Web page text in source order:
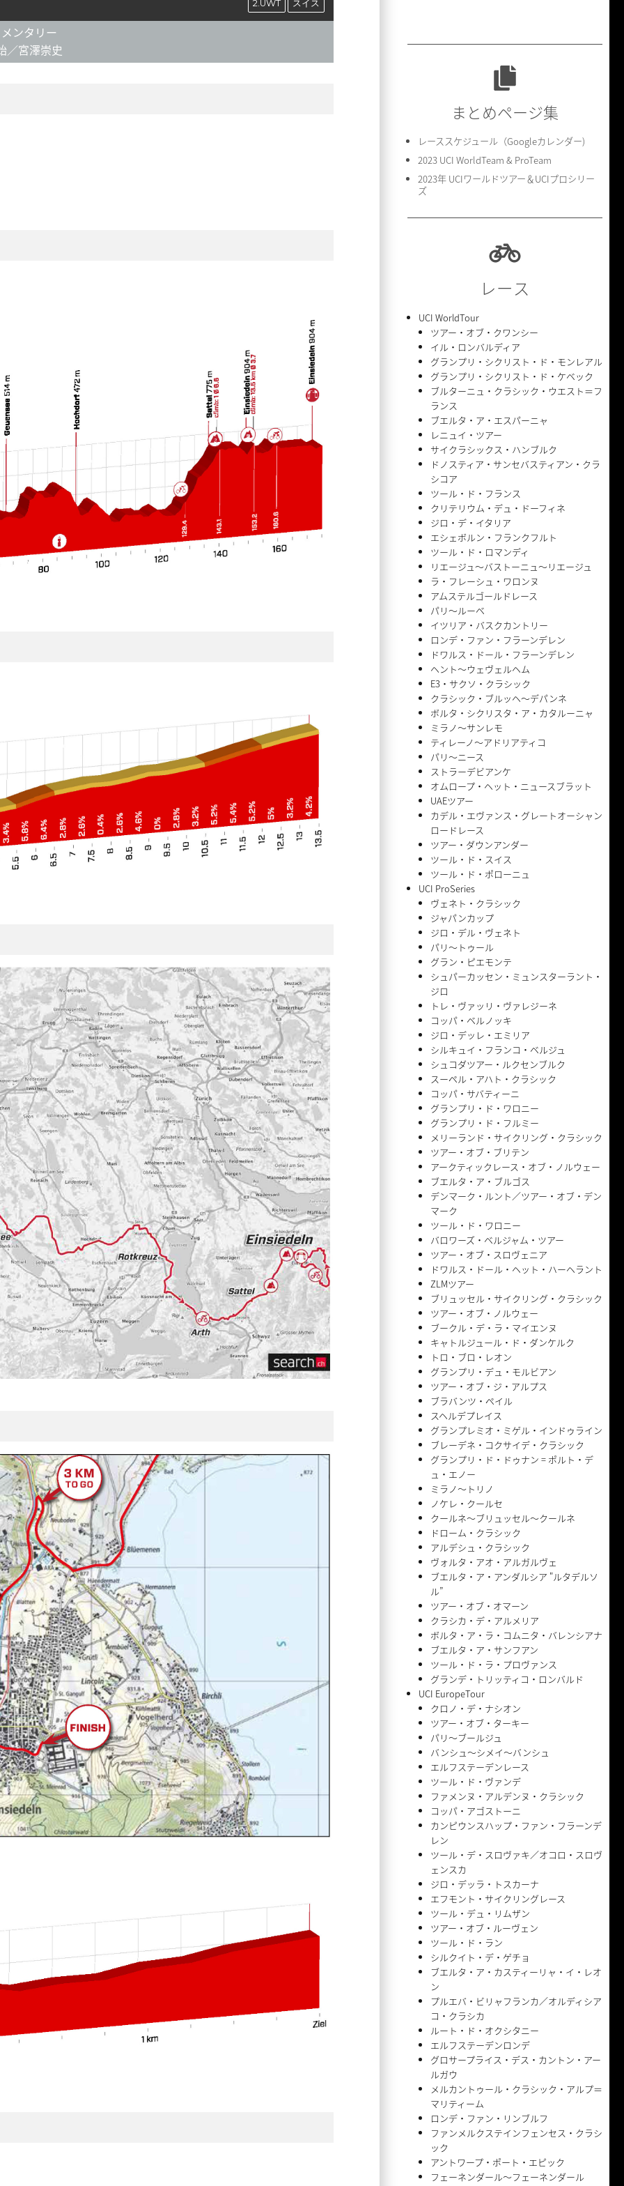
2.UWT スイス
ンタリー
／宮澤崇史
まとめページ集
レーススケジュール（Googleカレンダー)
2023 UCI WorldTeam & ProTeam
2023年 UCIワールドツアー＆UCIプロシリー
ズ
レース
UCI WorldTour
ツアー・オブ・クワンシー
イル・ロンバルディア
グランプリ・シクリスト・ド・モンレアル
グランプリ・シクリスト・ド・ケベック
ブルターニュ・クラシック・ウエスト＝フ
ランス
ブエルタ・ア・エスパーニャ
レニュイ・ツアー
サイクラシックス・ハンブルク
ドノスティア・サンセバスティアン・クラ
シコア
ツール・ド・フランス
クリテリウム・デュ・ドーフィネ
ジロ・デ・イタリア
エシェボルン・フランクフルト
ツール・ド・ロマンディ
リエージュ〜バストーニュ〜リエージュ
ラ・フレーシュ・ワロンヌ
アムステルゴールドレース
パリ〜ルーベ
イツリア・バスクカントリー
ロンデ・ファン・フラーンデレン
ドワルス・ドール・フラーンデレン
ヘント〜ウェヴェルヘム
E3・サクソ・クラシック
クラシック・ブルッヘ〜デパンネ
ボルタ・シクリスタ・ア・カタルーニャ
ミラノ〜サンレモ
ティレーノ〜アドリアティコ
パリ〜ニース
ストラーデビアンケ
オムロープ・ヘット・ニュースブラット
UAEツアー
カデル・エヴァンス・グレートオーシャン
ロードレース
ツアー・ダウンアンダー
ツール・ド・スイス
ツール・ド・ポローニュ
UCI ProSeries
ヴェネト・クラシック
ジャパンカップ
ジロ・デル・ヴェネト
パリ〜トゥール
グラン・ピエモンテ
シュパーカッセン・ミュンスターラント・
ジロ
トレ・ヴァッリ・ヴァレジーネ
コッパ・ベルノッキ
ジロ・デッレ・エミリア
シルキュイ・フランコ・ベルジュ
シュコダツアー・ルクセンブルク
スーペル・アハト・クラシック
コッパ・サバティーニ
グランプリ・ド・ワロニー
グランプリ・ド・フルミー
メリーランド・サイクリング・クラシック
ツアー・オブ・ブリテン
アークティックレース・オブ・ノルウェー
ブエルタ・ア・ブルゴス
デンマーク・ルント／ツアー・オブ・デン
マーク
ツール・ド・ワロニー
バロワーズ・ベルジャム・ツアー
ツアー・オブ・スロヴェニア
ドワルス・ドール・ヘット・ハーヘラント
ZLMツアー
ブリュッセル・サイクリング・クラシック
ツアー・オブ・ノルウェー
ブークル・デ・ラ・マイエンヌ
キャトルジュール・ド・ダンケルク
トロ・ブロ・レオン
グランプリ・デュ・モルビアン
ツアー・オブ・ジ・アルプス
ブラバンツ・ペイル
スヘルデプレイス
グランプレミオ・ミゲル・インドゥライン
ブレーデネ・コクサイデ・クラシック
グランプリ・ド・ドゥナン = ポルト・デ
ュ・エノー
ミラノ〜トリノ
ノケレ・クールセ
クールネ〜ブリュッセル〜クールネ
ドローム・クラシック
アルデシュ・クラシック
ヴォルタ・アオ・アルガルヴェ
ブエルタ・ア・アンダルシア "ルタデルソ
ル”
ツアー・オブ・オマーン
クラシカ・デ・アルメリア
ボルタ・ア・ラ・コムニタ・バレンシアナ
ブエルタ・ア・サンフアン
ツール・ド・ラ・プロヴァンス
グランデ・トリッティコ・ロンバルド
UCI EuropeTour
クロノ・デ・ナシオン
ツアー・オブ・ターキー
パリ〜ブールジュ
バンシュ〜シメイ〜バンシュ
エルフステーデンレース
ツール・ド・ヴァンデ
ファメンヌ・アルデンヌ・クラシック
コッパ・アゴストーニ
カンピウンスハップ・ファン・フラーンデ
レン
ツール・デ・スロヴァキ／オコロ・スロヴ
ェンスカ
ジロ・デッラ・トスカーナ
エフモント・サイクリングレース
ツール・デュ・リムザン
ツアー・オブ・ルーヴェン
ツール・ド・ラン
シルクイト・デ・ゲチョ
ブエルタ・ア・カスティーリャ・イ・レオ
ン
プルエバ・ビリャフランカ／オルディシア
コ・クラシカ
ルート・ド・オクシタニー
エルフステーデンロンデ
グロサープライス・デス・カントン・アー
ルガウ
メルカントゥール・クラシック・アルプ＝
マリティーム
ロンデ・ファン・リンブルフ
ファンメルクステインフェンセス・クラシ
ック
アントワープ・ポート・エピック
フェーネンダール〜フェーネンダール